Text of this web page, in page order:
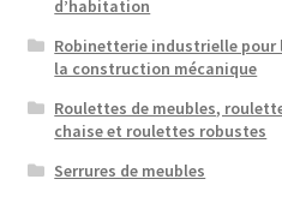
d’habitation
Robinetterie industrielle
la construction mécanique
Roulettes de meubles,
chaise et roulettes robustes
Serrures de meubles